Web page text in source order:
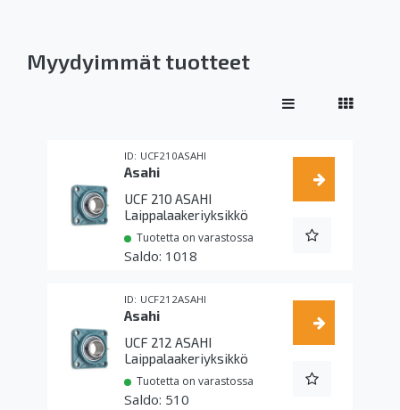
Myydyimmät tuotteet
UCF210ASAHI
Asahi
UCF 210 ASAHI
Laippalaakeriyksikkö
Tuotetta on varastossa
1018
UCF212ASAHI
Asahi
UCF 212 ASAHI
Laippalaakeriyksikkö
Tuotetta on varastossa
510